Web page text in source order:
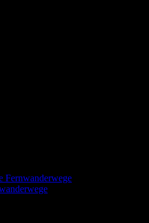
Fernwanderwege